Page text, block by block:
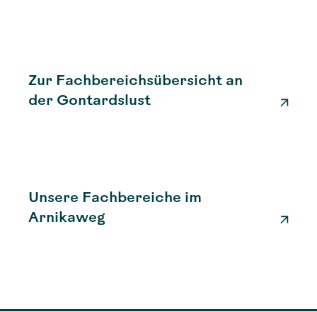
Zur Fachbereichsübersicht an
der Gontardslust
Unsere Fachbereiche im
Arnikaweg